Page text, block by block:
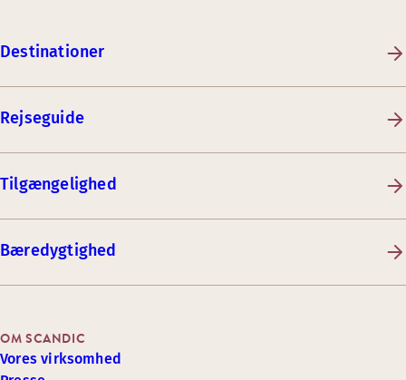
Destinationer
Rejseguide
Tilgængelighed
Bæredygtighed
OM SCANDIC
Vores virksomhed